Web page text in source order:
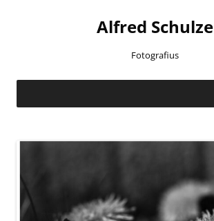
Alfred Schulze
Fotografius